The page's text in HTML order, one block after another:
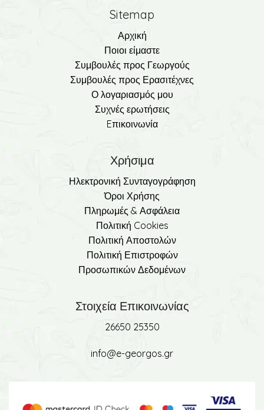
Sitemap
Αρχική
Ποιοι είμαστε
Συμβουλές προς Γεωργούς
Συμβουλές προς Ερασιτέχνες
Ο λογαριασμός μου
Συχνές ερωτήσεις
Eπικοινωνία
Χρήσιμα
Ηλεκτρονική Συνταγογράφηση
Όροι Χρήσης
Πληρωμές & Ασφάλεια
Πολιτική Cookies
Πολιτική Αποστολών
Πολιτική Επιστροφών
Προσωπικών Δεδομένων
Στοιχεία Επικοινωνίας
26650 25350
info@e-georgos.gr